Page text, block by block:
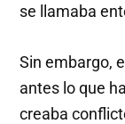
se llamaba
Sin embargo,
antes lo que
creaba